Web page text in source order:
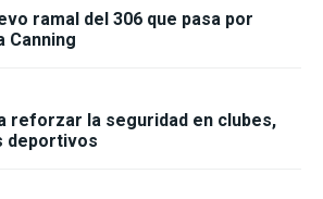
ramal del 306 que pasa por
Canning
reforzar la seguridad en clubes,
deportivos